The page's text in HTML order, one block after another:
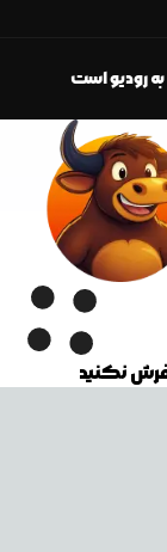
رودیو است
نکنید